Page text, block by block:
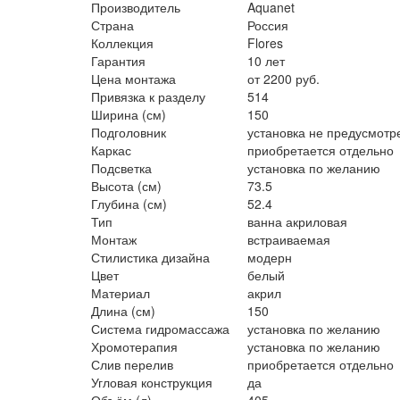
Производитель
Aquanet
Страна
Россия
Коллекция
Flores
Гарантия
10 лет
Цена монтажа
от 2200 руб.
Привязка к разделу
514
Ширина (см)
150
Подголовник
установка не
Каркас
приобретается отдельно
Подсветка
установка по желанию
Высота (см)
73.5
Глубина (см)
52.4
Тип
ванна акриловая
Монтаж
встраиваемая
Стилистика дизайна
модерн
Цвет
белый
Материал
акрил
Длина (см)
150
Система гидромассажа
установка по желанию
Хромотерапия
установка по желанию
Слив перелив
приобретается отдельно
Угловая конструкция
да